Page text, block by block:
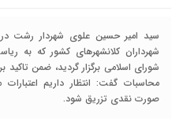
سید امیر حسین علوی شهردار رشت
شهرداران کلانشهرهای کشور که به
شورای اسلامی برگزار گردید، ضمن
محاسبات گفت: انتظار داریم
صورت نقدی تزریق شود.